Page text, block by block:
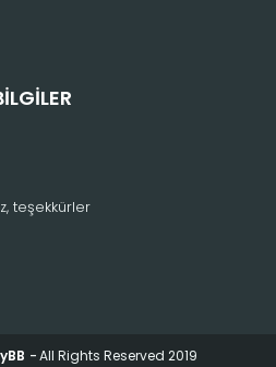
teşekkürler
-All Rights Reserved 2019